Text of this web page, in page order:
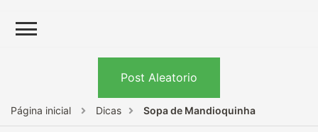
Post Aleatorio
Página inicial Dicas Sopa de Mandioquinha